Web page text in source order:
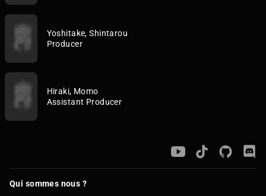
Yoshitake, Shintarou
Producer
Hiraki, Momo
Assistant Producer
Qui sommes nous ?